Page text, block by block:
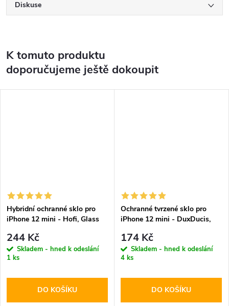
Diskuse
K tomuto produktu
doporučujeme ještě dokoupit
Hybridní ochranné sklo pro
iPhone 12 mini - Hofi, Glass
244 Kč
Skladem - hned k odeslání
1 ks
DO KOŠÍKU
Ochranné tvrzené sklo pro
iPhone 12 mini - DuxDucis,
174 Kč
Skladem - hned k odeslání
4 ks
DO KOŠÍKU